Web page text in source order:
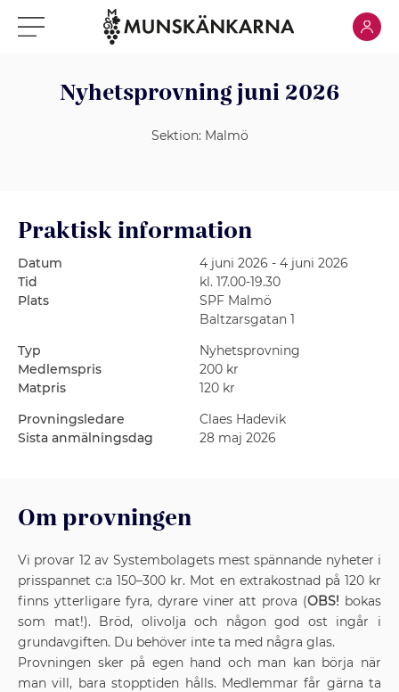
Klicka för meny Klicka
Nyhetsprovning juni 2026
Sektion: Malmö
Praktisk information
Datum
4 juni 2026 - 4 juni 2026
Tid
kl. 17.00-19.30
Plats
SPF Malmö
Baltzarsgatan 1
Typ
Nyhetsprovning
Medlemspris
200 kr
Matpris
120 kr
Provningsledare
Claes Hadevik
Sista anmälningsdag
28 maj 2026
Om provningen
Vi provar 12 av Systembolagets mest spännande nyheter i
prisspannet c:a 150–300 kr. Mot en extrakostnad på 120 kr
finns ytterligare fyra, dyrare viner att prova (OBS! bokas
som mat!). Bröd, olivolja och någon god ost ingår i
grundavgiften. Du behöver inte ta med några glas.
Provningen sker på egen hand och man kan börja när
man vill, bara stopptiden hålls. Medlemmar får gärna ta